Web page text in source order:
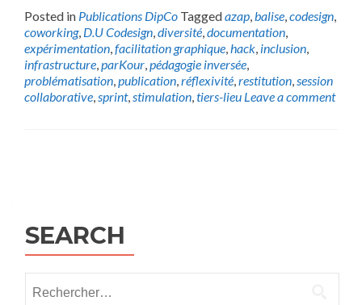
Posted in Publications DipCo Taggedazap,balise,codesign,
coworking, D.U Codesign,diversité,documentation,
expérimentation,facilitation graphique,hack, inclusion,
infrastructure,parKour,pédagogie inversée,
problématisation,publication,réflexivité,restitution,session
collaborative,sprint,stimulation,tiers-lieu Leave a comment
SEARCH